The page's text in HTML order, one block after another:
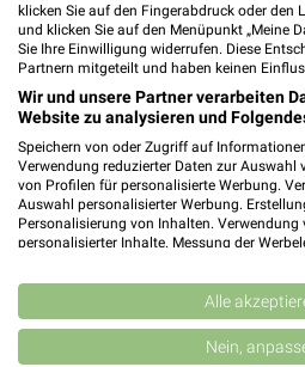
13,1 km
Angebote ab 08.08.
Gültig bis Sa. 29.08.
XXXLutz
klicken Sie auf den Fingerabdruck oder den
und klicken Sie auf den Menüpunkt „Meine
Sie Ihre Einwilligung widerrufen. Diese
Partnern mitgeteilt und haben keinen
Wir und unsere Partner verarbeiten
Website zu analysieren und
Speichern von oder Zugriff auf
Verwendung reduzierter Daten zur Auswahl
von Profilen für personalisierte Werbung.
Auswahl personalisierter Werbung.
Personalisierung von Inhalten. Verwendung
personalisierter Inhalte. Messung der
Kombinationen von Daten aus
Verbesserung der Angebote. Verwendung
von Inhalten.
Daten können außerhalb der Europäischen
USA gesendet werden.
Alle
Nein,